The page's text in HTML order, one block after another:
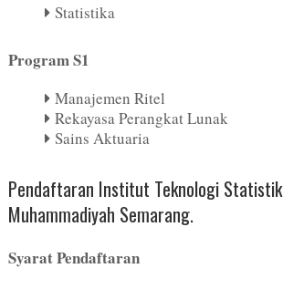
Statistika
Program S1
Manajemen Ritel
Rekayasa Perangkat Lunak
Sains Aktuaria
Pendaftaran Institut Teknologi
Muhammadiyah Semarang.
Syarat Pendaftaran